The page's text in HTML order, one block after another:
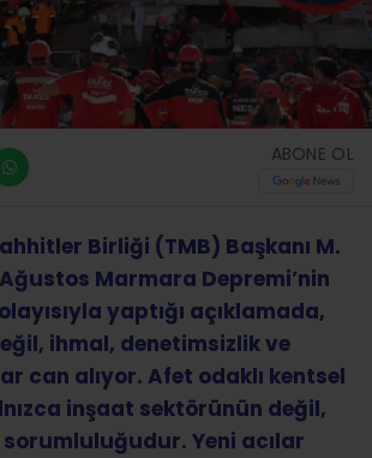
ABONE OL
Birliği (TMB) Başkanı M.
Ağustos Marmara Depremi’nin
yaptığı açıklamada,
ihmal, denetimsizlik ve
can alıyor. Afet odaklı kentsel
inşaat sektörünün değil,
Yeni acılar